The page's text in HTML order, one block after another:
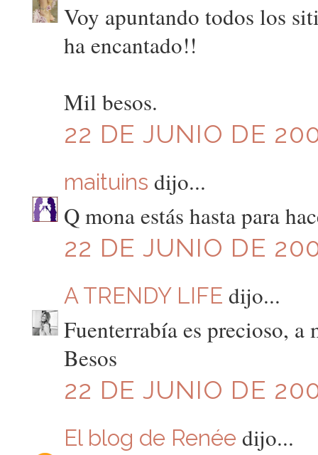
Voy apuntando todos los
ha encantado!!
Mil besos.
22 DE JUNIO DE
maituins dijo...
Q mona estás hasta para
22 DE JUNIO DE
A TRENDY LIFE dijo...
Fuenterrabía es precioso, a
Besos
22 DE JUNIO DE
El blog de Renée dijo...